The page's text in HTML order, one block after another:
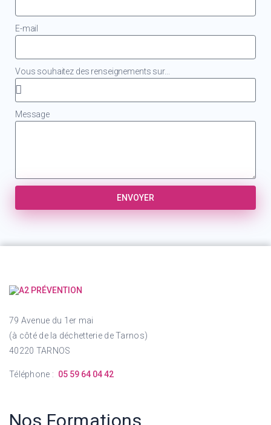
E-mail
Vous souhaitez des renseignements sur...
Message
ENVOYER
79 Avenue du 1er mai
(à côté de la déchetterie de Tarnos)
40220 TARNOS
Téléphone : 05 59 64 04 42
Nos Formations